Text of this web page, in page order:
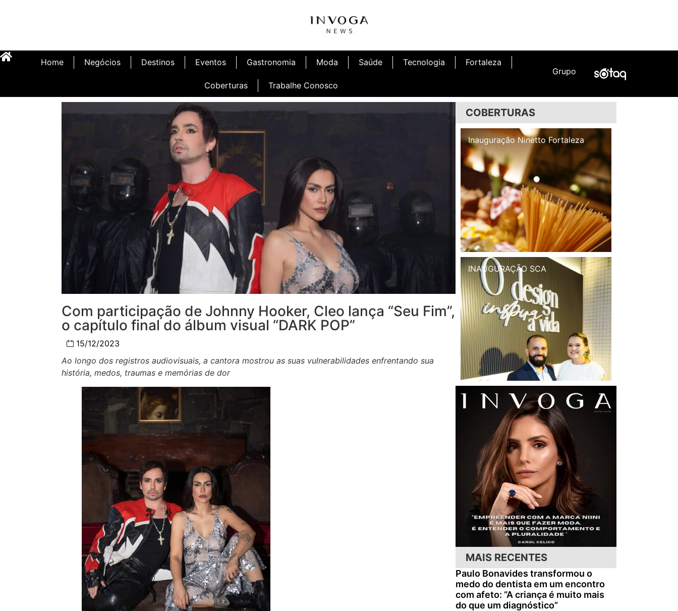
Home Negócios Destinos Eventos Gastronomia Moda Saúde Tecnologia Fortaleza
Coberturas Trabalhe Conosco
Grupo
Com participação de Johnny Hooker, Cleo lança “Seu Fim”,
o capítulo final do álbum visual “DARK POP”
15/12/2023
Ao longo dos registros audiovisuais, a cantora mostrou as suas vulnerabilidades enfrentando sua
história, medos, traumas e memórias de dor
COBERTURAS
Inauguração Illa Café Inauguração Illa Café
INAUGURAÇÃO SCA
MAIS RECENTES
Paulo Bonavides transformou o
medo do dentista em um encontro
com afeto: “A criança é muito mais
do que um diagnóstico”